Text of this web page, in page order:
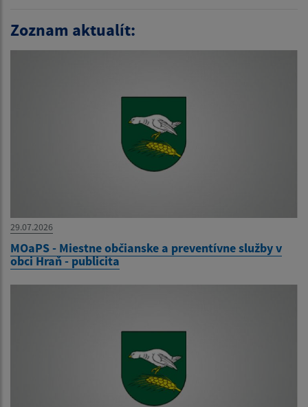
Zoznam aktualít:
29.07.2026
MOaPS - Miestne občianske a preventívne služby v
obci Hraň - publicita